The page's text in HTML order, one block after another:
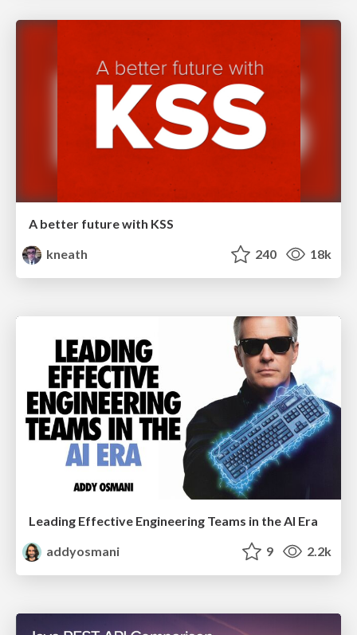
A better future with KSS
kneath
240 18k
Leading Effective Engineering Teams in the AI Era
addyosmani
9 2.2k